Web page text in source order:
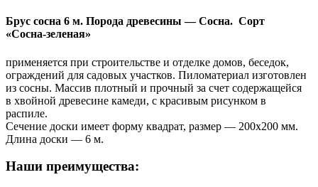
Брус сосна 6 м. Порода древесины — Сосна. Сорт
«Сосна-зеленая»
применяется при строительстве и отделке домов, беседок,
ограждений для садовых участков. Пиломатериал изготовлен
из сосны. Массив плотный и прочный за счет содержащейся
в хвойной древесине камеди, с красивым рисунком в
распиле.
Сечение доски имеет форму квадрат, размер — 200х200 мм.
Длина доски — 6 м.
Наши преимущества: